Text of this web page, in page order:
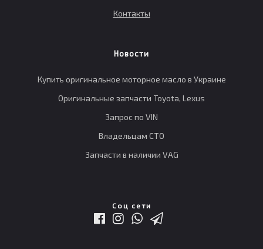
Контакты
Новости
Купить оригинальное моторное масло в Украине
Оригинальные запчасти Toyota, Lexus
Запрос по VIN
Владельцам СТО
Запчасти в наличии VAG
Соц сети